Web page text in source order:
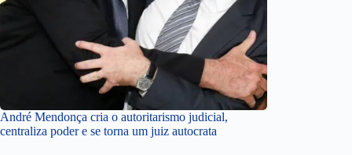
André Mendonça cria o autoritarismo judicial,
centraliza poder e se torna um juiz autocrata